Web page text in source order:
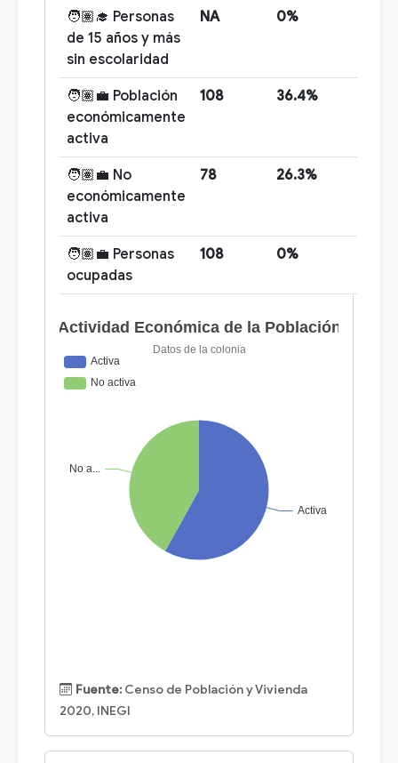
🧑🏽‍🎓 Personas
de 15 años y más
sin escolaridad
NA 0%
🧑🏽‍💼 Población
económicamente
activa
108 36.4%
🧑🏽‍💼 No
económicamente
activa
78 26.3%
🧑🏽‍💼 Personas
ocupadas
108 0%
Fuente: Censo de Población y Vivienda
2020, INEGI